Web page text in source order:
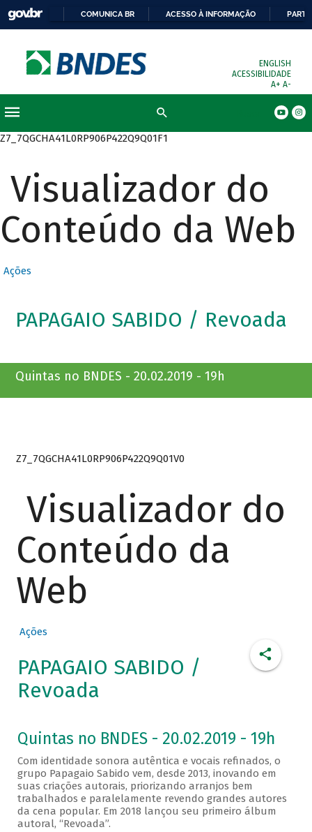
COMUNICA BR ACESSO À INFORMAÇÃO
ENGLISH
ACESSIBILIDADE
A+ A-
Z7_7QGCHA41L0RP906P422Q9Q01F1
Visualizador do
Conteúdo da Web
Ações
PAPAGAIO SABIDO / Revoada
Quintas no BNDES - 20.02.2019 - 19h
Z7_7QGCHA41L0RP906P422Q9Q01V0
Visualizador do
Conteúdo da
Web
Ações
PAPAGAIO SABIDO /
Revoada
Quintas no BNDES - 20.02.2019 - 19h
Com identidade sonora autêntica e vocais refinados, o
grupo Papagaio Sabido vem, desde 2013, inovando em
suas criações autorais, priorizando arranjos bem
trabalhados e paralelamente revendo grandes autores
da cena popular. Em 2018 lançou seu primeiro álbum
autoral, “Revoada”.